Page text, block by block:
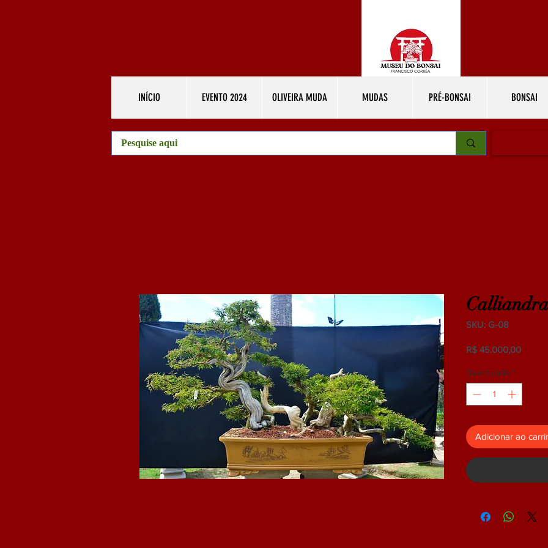
INÍCIO EVENTO 2024 OLIVEIRA MUDA MUDAS PRÉ-BONSAI BONSAI
Calliandra
SKU: G-08
R$ 45.000,00Preço
Quantidade *
Adicionar ao